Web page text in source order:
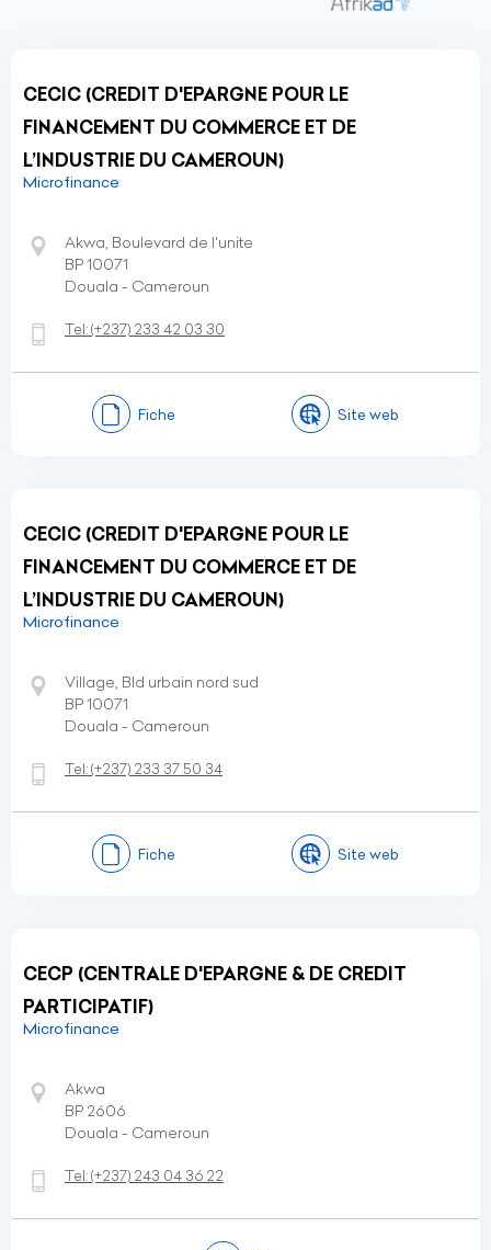
CECIC (CREDIT D'EPARGNE POUR LE
FINANCEMENT DU COMMERCE ET DE
L’INDUSTRIE DU CAMEROUN)
Microfinance
Akwa, Boulevard de l'unite
BP 10071
Douala - Cameroun
Tel:(+237) 233 42 03 30
Fiche Site web
CECIC (CREDIT D'EPARGNE POUR LE
FINANCEMENT DU COMMERCE ET DE
L’INDUSTRIE DU CAMEROUN)
Microfinance
Village, Bld urbain nord sud
BP 10071
Douala - Cameroun
Tel:(+237) 233 37 50 34
Fiche Site web
CECP (CENTRALE D'EPARGNE & DE CREDIT
PARTICIPATIF)
Microfinance
Akwa
BP 2606
Douala - Cameroun
Tel:(+237) 243 04 36 22